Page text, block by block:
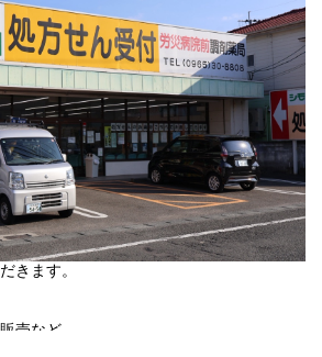
きます。
売など